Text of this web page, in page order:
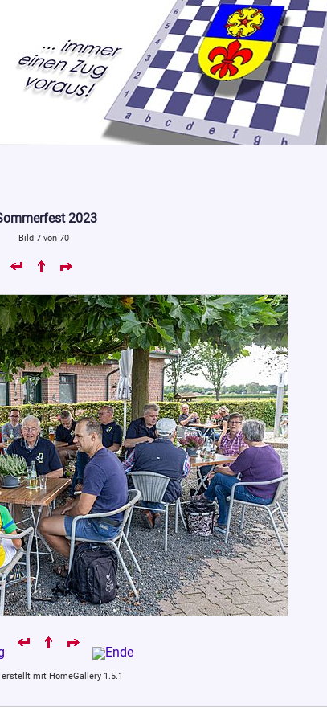
2023
Bild 7 von 70
mit HomeGallery 1.5.1